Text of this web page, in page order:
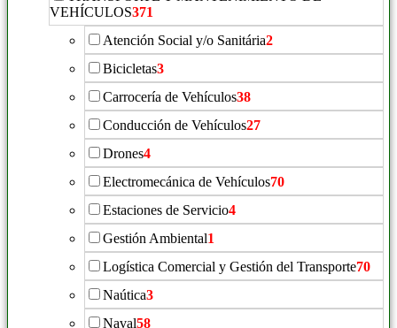
VEHÍCULOS371
Atención Social y/o Sanitária2
Bicicletas3
Carrocería de Vehículos38
Conducción de Vehículos27
Drones4
Electromecánica de Vehículos70
Estaciones de Servicio4
Gestión Ambiental1
Logística Comercial y Gestión del Transporte70
Naútica3
Naval58